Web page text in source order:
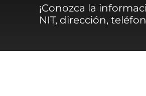
¡Conozca la
NIT, dirección,